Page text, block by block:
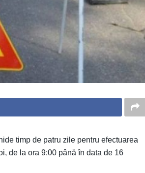
timp de patru zile pentru efectuarea
de la ora 9:00 până în data de 16